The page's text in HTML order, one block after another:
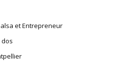
et Entrepreneur
dos